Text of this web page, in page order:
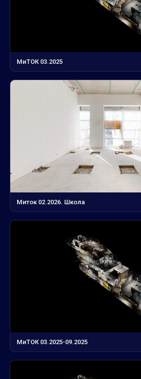
МиТОК 03.2025
Миток 02.2026. Школа
МиТОК 03.2025-09.2025